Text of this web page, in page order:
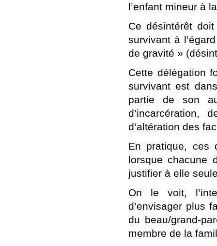
l’enfant mineur à
Ce désintérêt
survivant à
de gravité »
Cette délégation
survivant est
partie de son
d’incarcération,
d’altération des
En pratique, ces
lorsque chacune
justifier à elle
On le voit,
d’envisager plus
du beau/grand-
membre de la